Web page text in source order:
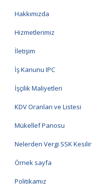
Hakkımızda
Hizmetlerimiz
İletişim
İş Kanunu IPC
İşçilik Maliyetleri
KDV Oranları ve Listesi
Mükellef Panosu
Nelerden Vergi SSK Kesilir
Örnek sayfa
Politikamız